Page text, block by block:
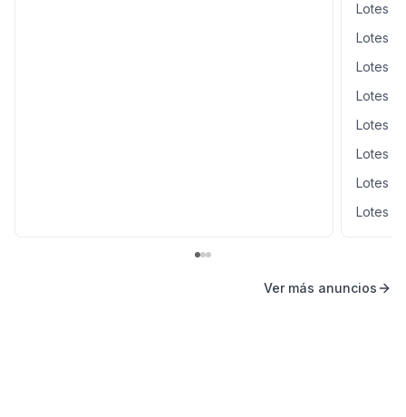
Lotes y
Lotes y
Lotes y
Lotes y
Lotes y
Lotes y
Lotes y
Lotes y
Ver más anuncios